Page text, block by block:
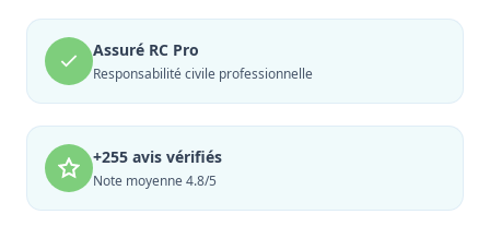
Assuré RC Pro
Responsabilité civile professionnelle
+255 avis vérifiés
Note moyenne 4.8/5